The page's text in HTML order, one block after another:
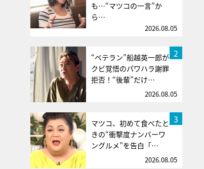
も…“マツコの一言”か
ら…
2026.08.05
2
“ベテラン”船越英一郎が
クビ覚悟のパワハラ謝罪
拒否！“後輩”だけ…
2026.08.05
3
マツコ、初めて食べたと
きの“衝撃度ナンバーワ
ングルメ”を告白「…
2026.08.05